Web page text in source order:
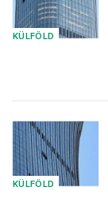
KÜLFÖLD
KÜLFÖLD